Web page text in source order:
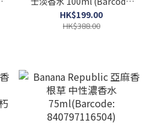
3516642130113)
HK$199.00
HK$388.00